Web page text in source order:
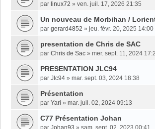
par linux72 » ven. juil. 17, 2026 21:35
Un nouveau de Morbihan /
par gerard4852 » jeu. févr. 20, 2025 14:00
presentation de Chris de SAC
par Chris de Sac » mer. sept. 11, 2024
PRESENTATION JLC94
par Jlc94 » mar. sept. 03, 2024 18:38
Présentation
par Yari » mar. juil. 02, 2024 09:13
C77 Présentation Johan